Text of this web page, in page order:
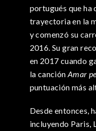
portugués que ha
trayectoria en la
y comenzó su
2016. Su gran
en 2017 cuando
la canciónAmar
puntuación más
Desde entonces,
incluyendo Paris,